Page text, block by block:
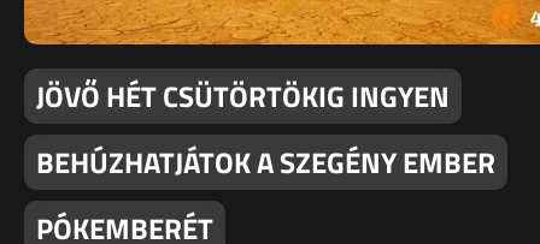
JÖVŐ HÉT CSÜTÖRTÖKIG INGYEN
BEHÚZHATJÁTOK A SZEGÉNY EMBER
PÓKEMBERÉT